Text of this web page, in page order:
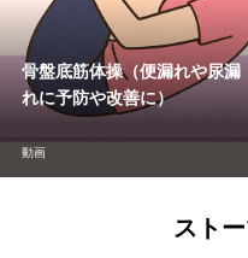
骨盤底筋体操（便漏れや尿漏
れに予防や改善に）
動画
スト